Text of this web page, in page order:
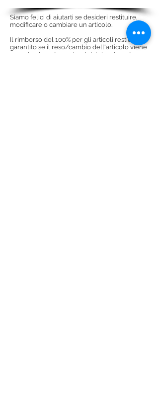
Siamo felici di aiutarti se desideri restituire,
modificare o cambiare un articolo.
Il rimborso del 100% per gli articoli restituiti è
garantito se il reso/cambio dell'articolo viene
organizzato entro 7 giorni dal ricevimento